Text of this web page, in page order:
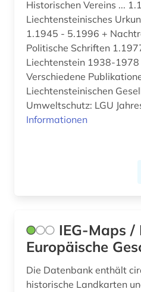
dokument (2)
dokumente (2)
dynastie (1)
ecuador (1)
england (3)
Mittelamerika (6)
Moldawien (2)
Montenegro (2)
Niederlande (1)
Ostasien (5)
Osteuropa (5)
Ostmitteleuropa (2)
Historischen Vereins ...
Liechtensteinisches
1.1945 - 5.1996 + Nachträge
Politische Schriften
Liechtenstein 1938-
Verschiedene
Liechtensteinischen
Umweltschutz: LGU
Informationen
IEG-Maps
Europäische
Die Datenbank enthält
historische Landkarten